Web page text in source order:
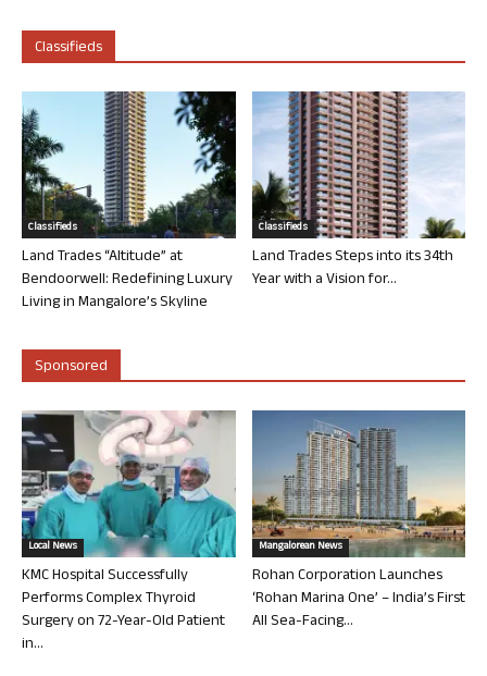
Classifieds
Classifieds
Land Trades “Altitude” at
Bendoorwell: Redefining Luxury
Living in Mangalore’s Skyline
Classifieds
Land Trades Steps into its 34th
Year with a Vision for...
Sponsored
Local News
KMC Hospital Successfully
Performs Complex Thyroid
Surgery on 72-Year-Old Patient
in...
Mangalorean News
Rohan Corporation Launches
‘Rohan Marina One’ – India’s First
All Sea-Facing...